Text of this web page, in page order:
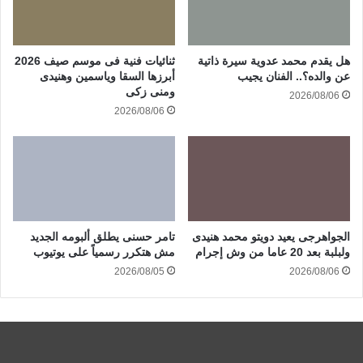
هل يقدم محمد عدوية سيرة ذاتية
عن والده؟.. الفنان يجيب
2026/08/06
ثنائيات فنية فى موسم صيف 2026
أبرزها السقا وياسمين وهنيدى
ومنى زكى
2026/08/06
الجواهرجى يعيد دويتو محمد هنيدى
ولبلبة بعد 20 عاما من وش إجرام
2026/08/06
تامر حسنى يطلق ألبومه الجديد
مش هتكرر رسمياً على يوتيوب
2026/08/05